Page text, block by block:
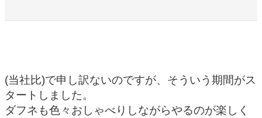
(当社比)で申し訳ないのですが、そういう期間がス
タートしました。
ダフネも色々おしゃべりしながらやるのが楽しく